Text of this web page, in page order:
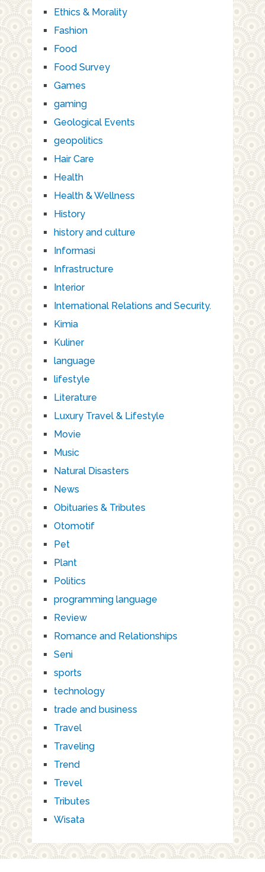
Ethics & Morality
Fashion
Food
Food Survey
Games
gaming
Geological Events
geopolitics
Hair Care
Health
Health & Wellness
History
history and culture
Informasi
Infrastructure
Interior
International Relations and Security.
Kimia
Kuliner
language
lifestyle
Literature
Luxury Travel & Lifestyle
Movie
Music
Natural Disasters
News
Obituaries & Tributes
Otomotif
Pet
Plant
Politics
programming language
Review
Romance and Relationships
Seni
sports
technology
trade and business
Travel
Traveling
Trend
Trevel
Tributes
Wisata